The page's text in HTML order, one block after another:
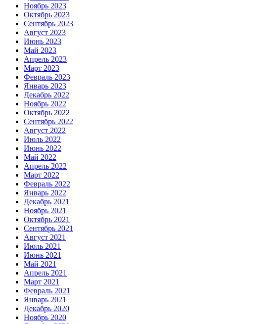
Ноябрь 2023
Октябрь 2023
Сентябрь 2023
Август 2023
Июнь 2023
Май 2023
Апрель 2023
Март 2023
Февраль 2023
Январь 2023
Декабрь 2022
Ноябрь 2022
Октябрь 2022
Сентябрь 2022
Август 2022
Июль 2022
Июнь 2022
Май 2022
Апрель 2022
Март 2022
Февраль 2022
Январь 2022
Декабрь 2021
Ноябрь 2021
Октябрь 2021
Сентябрь 2021
Август 2021
Июль 2021
Июнь 2021
Май 2021
Апрель 2021
Март 2021
Февраль 2021
Январь 2021
Декабрь 2020
Ноябрь 2020